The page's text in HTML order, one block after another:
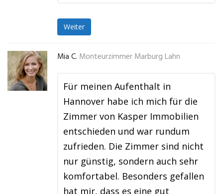
Weiter
Mia C. Monteurzimmer Marburg Lahn
Für meinen Aufenthalt in
Hannover habe ich mich für die
Zimmer von Kasper Immobilien
entschieden und war rundum
zufrieden. Die Zimmer sind nicht
nur günstig, sondern auch sehr
komfortabel. Besonders gefallen
hat mir, dass es eine gut